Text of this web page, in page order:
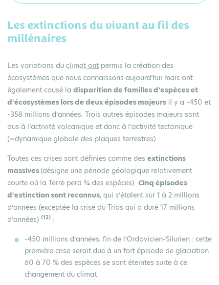
Les extinctions du vivant au fil des
millénaires
Les variations du climat ont permis la création des
écosystèmes que nous connaissons aujourd’hui mais ont
également causé la disparition de familles d’espèces et
d’écosystèmes lors de deux épisodes majeurs il y a -450 et
-358 millions d’années. Trois autres épisodes majeurs sont
dus à l’activité volcanique et donc à l’activité tectonique
(=dynamique globale des plaques terrestres).
Toutes ces crises sont définies comme des extinctions
massives(désigne une période géologique relativement
courte où la Terre perd ¾ des espèces). Cinq épisodes
d’extinction sont reconnus, qui s’étalent sur 1 à 2 millions
d’années (exceptée la crise du Trias qui a duré 17 millions
d’années) (12) :
-450 millions d’années, fin de l’Ordovicien-Silurien : cette
première crise serait due à un fort épisode de glaciation.
60 à 70 % des espèces se sont éteintes suite à ce
changement du climat